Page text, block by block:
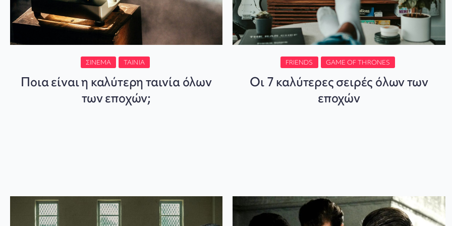
ΣΙΝΕΜΆ ΤΑΙΝΊΑ
Ποια είναι η καλύτερη ταινία όλων
των εποχών;
FRIENDS GAME OF THRONES
Οι 7 καλύτερες σειρές όλων των
εποχών